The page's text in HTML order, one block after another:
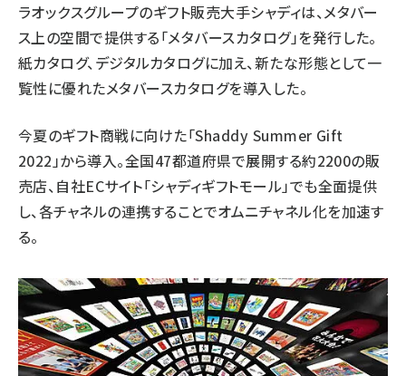
ラオックスグループのギフト販売大手シャディは、メタバー
ス上の空間で提供する「メタバースカタログ」を発行した。
紙カタログ、デジタルカタログに加え、新たな形態として一
覧性に優れたメタバースカタログを導入した。
今夏のギフト商戦に向けた「Shaddy Summer Gift
2022」から導入。全国47都道府県で展開する約2200の販
売店、自社ECサイト「シャディギフトモール」でも全面提供
し、各チャネルの連携することでオムニチャネル化を加速す
る。